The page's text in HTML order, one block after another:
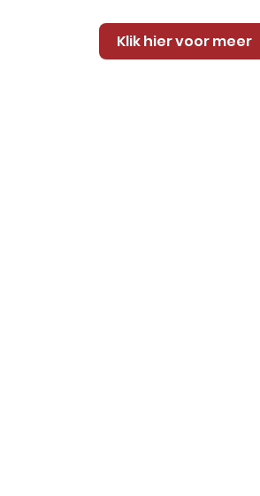
Klik hier voor meer